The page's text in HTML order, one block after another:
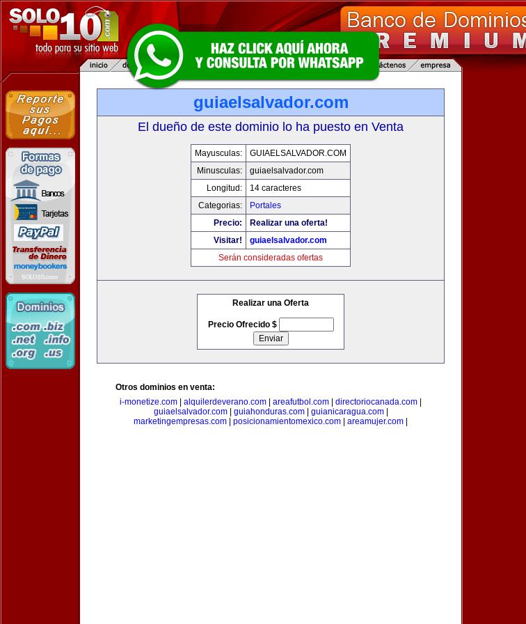
guiaelsalvador.com
El dueño de este dominio lo ha puesto en Venta
Mayusculas:
GUIAELSALVADOR.COM
Minusculas:
guiaelsalvador.com
Longitud:
14 caracteres
Categorias:
Portales
Precio:
Realizar una oferta!
Visitar!
guiaelsalvador.com
Serán consideradas ofertas
Realizar una Oferta
Precio Ofrecido $
Otros dominios en venta:
i-monetize.com
alquilerdeverano.com areafutbol.com directoriocanada.com
guiaelsalvador.com| guiahonduras.com| guianicaragua.com|
marketingempresas.com
posicionamientomexico.com areamujer.com